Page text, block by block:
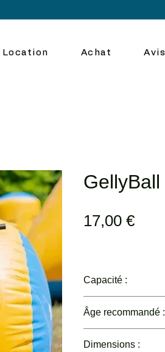
GellyBall
17,00 €Prix
Capacité :
Âge recommandé :
Dimensions :
Location Achat